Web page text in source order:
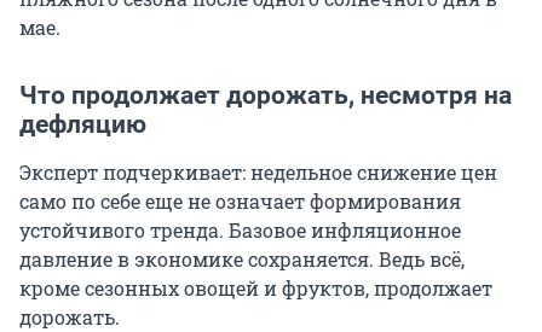
мае.
Что продолжает дорожать, несмотря на
дефляцию
Эксперт подчеркивает: недельное снижение цен
само по себе еще не означает формирования
устойчивого тренда. Базовое инфляционное
давление в экономике сохраняется. Ведь всё,
кроме сезонных овощей и фруктов, продолжает
дорожать.